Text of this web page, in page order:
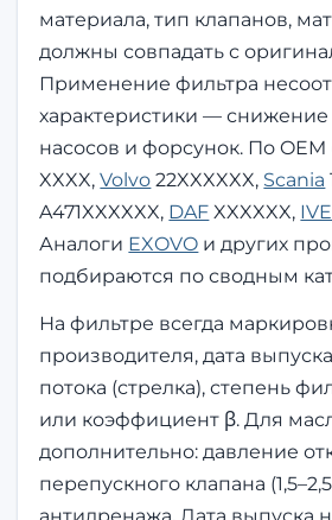
материала, тип клапанов,
должны совпадать с
Применение фильтра
характеристики — снижение
насосов и форсунок. По OEM
XXXX,Volvo 22XXXXXX, Scania
A471XXXXXX, DAF XXXXXX,
Аналоги EXOVO и других
подбираются по сводным
На фильтре всегда
производителя, дата
потока (стрелка), степень
или коэффициент β. Для
дополнительно: давление
перепускного клапана